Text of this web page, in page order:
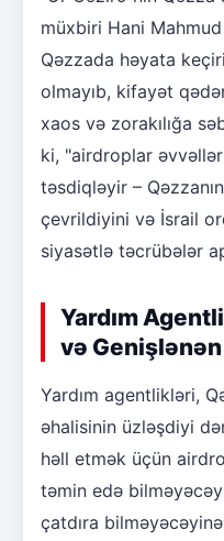
müxbiri Hani
Qəzzada həyata
olmayıb, kifayət
xaos və zorakılığa
ki, "airdroplar
təsdiqləyir –
çevrildiyini və İsrail
siyasətlə təcrübələr
Yardım
və
Yardım agentlikləri,
əhalisinin üzləşdiyi
həll etmək üçün
təmin edə
çatdıra